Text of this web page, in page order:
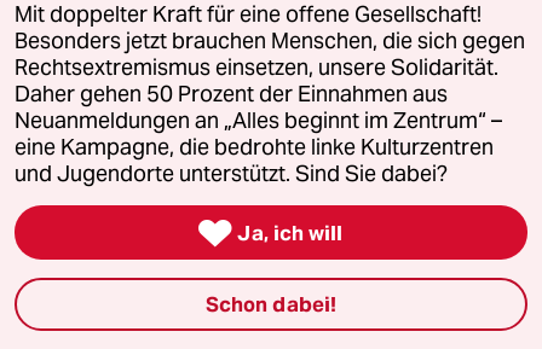
Unterstützen
abo
genossenschaft
taz zahl ich
Mit doppelter Kraft für eine offene Gesellschaft!
Besonders jetzt brauchen Menschen, die sich gegen
Rechtsextremismus einsetzen, unsere Solidarität.
Daher gehen 50 Prozent der Einnahmen aus
Neuanmeldungen an „Alles beginnt im Zentrum“ –
eine Kampagne, die bedrohte linke Kulturzentren
und Jugendorte unterstützt. Sind Sie dabei?
 Ja, ich will
Schon dabei!